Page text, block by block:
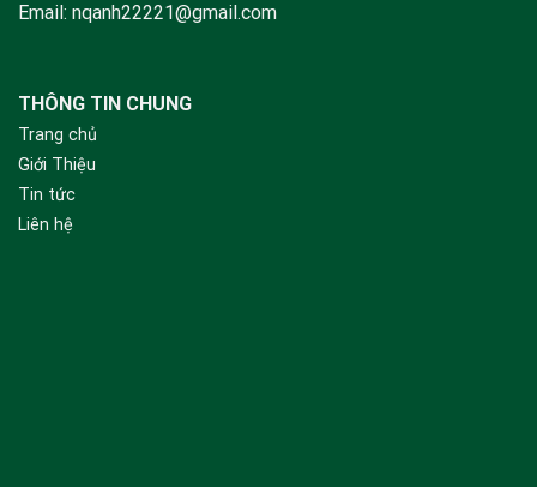
Email: nqanh22221@gmail.com
THÔNG TIN CHUNG
Trang chủ
Giới Thiệu
Tin tức
Liên hệ